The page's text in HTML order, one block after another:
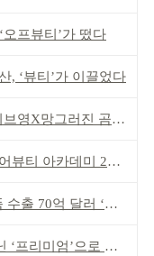
프뷰티’가 떴다
, ‘뷰티’가 이끌었다
X망그러진 곰 콜라보
아카데미 2기 발대식
억 달러 ‘역대 최고’
엄’으로 승부걸어야